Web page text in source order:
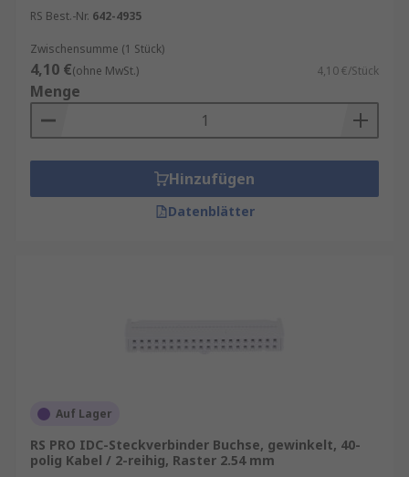
RS Best.-Nr. 642-4935
Zwischensumme (1 Stück)
4,10 €(ohne MwSt.) 4,10 €/Stück
Menge
Hinzufügen
Datenblätter
Auf Lager
RS PRO IDC-Steckverbinder Buchse, gewinkelt, 40-
polig Kabel / 2-reihig, Raster 2.54 mm